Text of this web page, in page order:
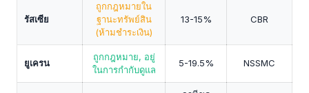
รัสเซีย
ถูกกฎหมายใน
ฐานะทรัพย์สิน
(ห้ามชำระเงิน)
13-15% CBR
ยูเครน
ถูกกฎหมาย, อยู่
ในการกำกับดูแล
5-19.5% NSSMC